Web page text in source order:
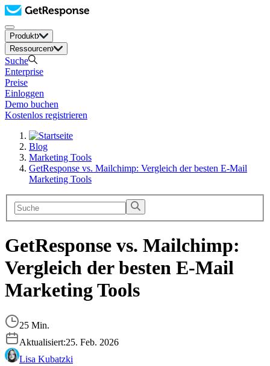
Produkt
Ressourcen
Suche
Enterprise
Preise
Einloggen
Demo buchen
Kostenlos registrieren
Blog
Marketing Tools
GetResponse vs. Mailchimp: Vergleich der besten E-Mail
Marketing Tools
GetResponse vs. Mailchimp:
Vergleich der besten E-Mail
Marketing Tools
25 Min.
Aktualisiert:25. Feb. 2026
Lisa Kubatzki